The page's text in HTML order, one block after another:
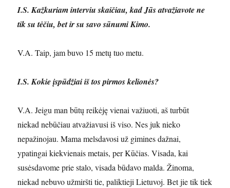
I.S. Kažkuriam interviu skaičiau, kad Jūs atvažiavote ne
tik su tėčiu, bet ir su savo sūnumi Kimo.
V.A. Taip, jam buvo 15 metų tuo metu.
I.S. Kokie įspūdžiai iš tos pirmos kelionės?
V.A. Jeigu man būtų reikėję vienai važiuoti, aš turbūt
niekad nebūčiau atvažiavusi iš viso. Nes juk nieko
nepažinojau. Mama melsdavosi už gimines dažnai,
ypatingai kiekvienais metais, per Kūčias. Visada, kai
susėsdavome prie stalo, visada būdavo malda. Žinoma,
niekad nebuvo užmiršti tie, paliktieji Lietuvoj. Bet jie tik tiek